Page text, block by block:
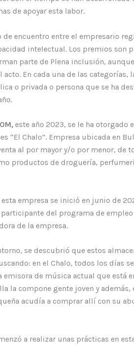
de apoyar esta labor.
de encuentro entre el empresario
intelectual. Los premios son
parte de Plena inclusión,
acto. En cada una de las categorías,
o privada o persona que se ha
este año 2023, se le ha otorgado
“El Chalo”. Empresa ubicada en
al por mayor y/o por menor, de
productos de droguería,
empresa se inició en junio de
del programa de
de la empresa.
se descubrió que estos
en el Chalo, todos los días
emisora de música actual que está
la compone gente joven y
acudía a comprar allí con su
a realizar unas prácticas en